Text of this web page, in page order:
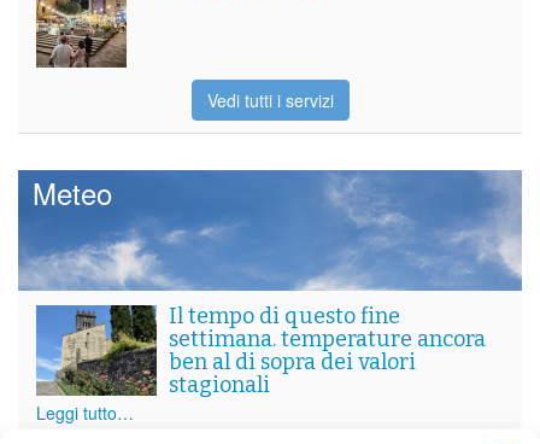
Vedi tutti i servizi
Meteo
Il tempo di questo fine
settimana. temperature ancora
ben al di sopra dei valori
stagionali
Leggi tutto…